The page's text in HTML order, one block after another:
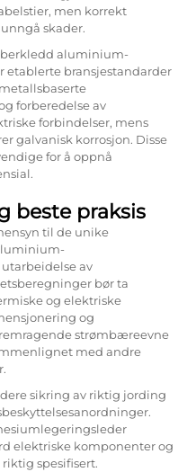
men korrekt
skader.
aluminium-
etablerte bransjestandarder
forberedelse av
forbindelser, mens
galvanisk korrosjon. Disse
for å oppnå
beste praksis
til de unike
av
bør ta
og elektriske
og
strømbæreevne
med andre
sikring av riktig jording
elektriske komponenter og
spesifisert.